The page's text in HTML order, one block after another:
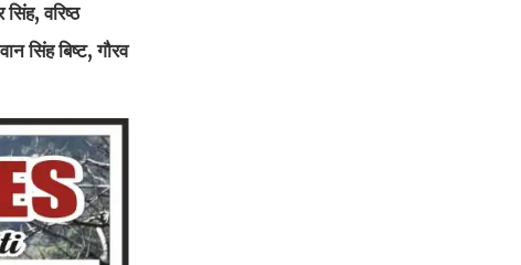
वरिष्ठ
सिंह बिष्ट, गौरव